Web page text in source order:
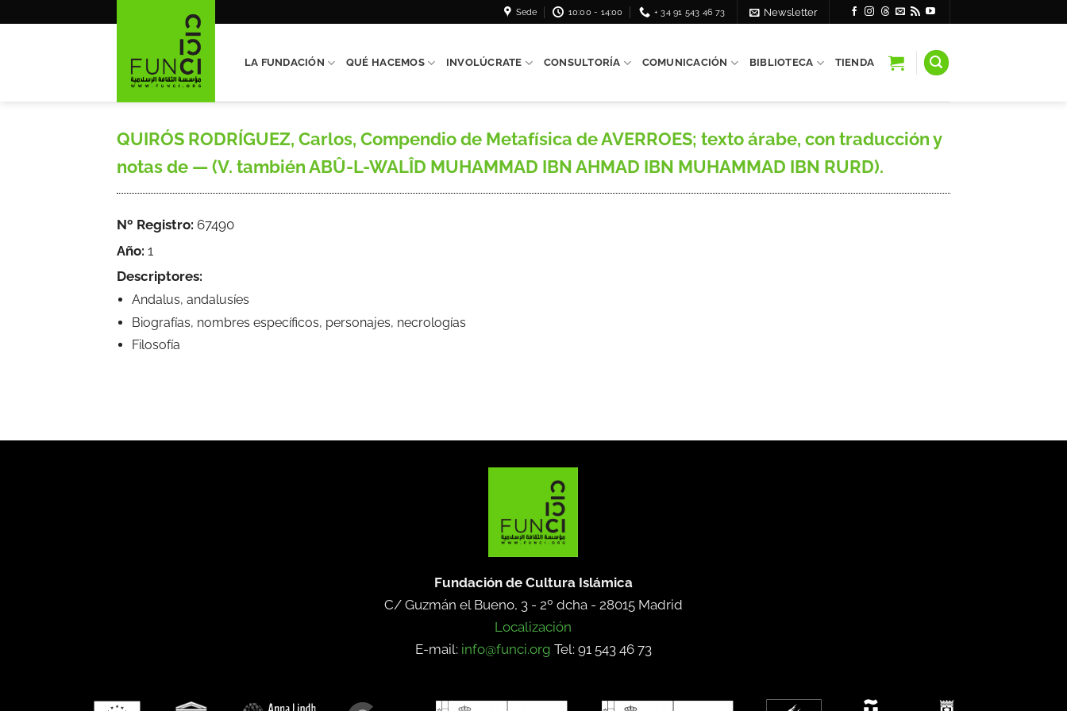
Sede 10:00 - 14:00 + 34 91 543 46 73 Newsletter
LA FUNDACIÓN QUÉ HACEMOS INVOLÚCRATE CONSULTORÍA COMUNICACIÓN BIBLIOTECA TIENDA
QUIRÓS RODRÍGUEZ, Carlos, Compendio de Metafísica de AVERROES; texto árabe, con traducción y
notas de — (V. también ABÛ-L-WALÎD MUHAMMAD IBN AHMAD IBN MUHAMMAD IBN RURD).
Nº Registro: 67490
Año: 1
Descriptores:
Andalus, andalusíes
Biografías, nombres específicos, personajes, necrologías
Filosofía
Fundación de Cultura Islámica
C/ Guzmán el Bueno, 3 - 2º dcha - 28015 Madrid
Localización
E-mail: info@funci.org Tel: 91 543 46 73